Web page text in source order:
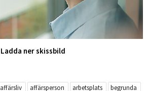
Ladda ner skissbild
affärsliv affärsperson arbetsplats
begrunda